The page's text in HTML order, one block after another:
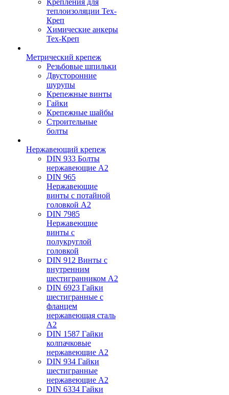
Крепления для
теплоизоляции Тех-
Креп
Химические анкеры
Тех-Креп
Метрический крепеж
Резьбовые шпильки
Двусторонние
шурупы
Крепежные винты
Гайки
Крепежные шайбы
Строительные
болты
Нержавеющий крепеж
DIN 933 Болты
нержавеющие А2
DIN 965
Нержавеющие
винты с потайной
головкой А2
DIN 7985
Нержавеющие
винты с
полукруглой
головкой
DIN 912 Винты с
внутренним
шестигранником А2
DIN 6923 Гайки
шестигранные с
фланцем
нержавеющая сталь
А2
DIN 1587 Гайки
колпачковые
нержавеющие А2
DIN 934 Гайки
шестигранные
нержавеющие А2
DIN 6334 Гайки